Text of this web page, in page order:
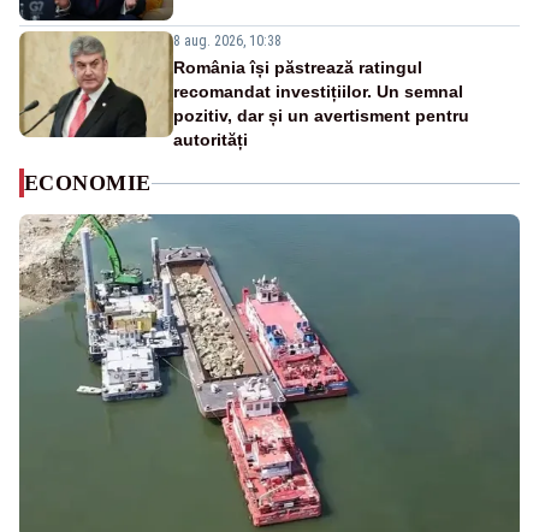
8 aug. 2026, 10:38
România își păstrează ratingul
recomandat investițiilor. Un semnal
pozitiv, dar și un avertisment pentru
autorități
ECONOMIE